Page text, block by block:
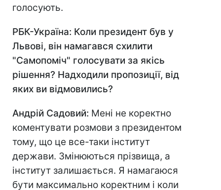
голосують.
РБК-Україна: Коли президент був у
Львові, він намагався схилити
"Самопоміч" голосувати за якісь
рішення? Надходили пропозиції, від
яких ви відмовились?
Андрій Садовий: Мені не коректно
коментувати розмови з президентом
тому, що це все-таки інститут
держави. Змінюються прізвища, а
інститут залишається. Я намагаюся
бути максимально коректним і коли